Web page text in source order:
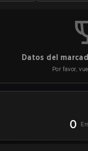
Datos del
Por favor,
0